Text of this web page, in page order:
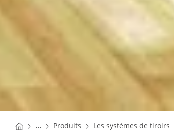
You are here:
Homepage
... Produits Homepage
Les systèmes de tiroirs